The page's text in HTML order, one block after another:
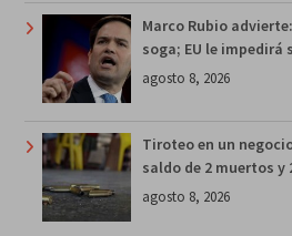
Marco Rubio
soga; EU le impedirá
agosto 8, 2026
Tiroteo en un
saldo de 2 muertos y
agosto 8, 2026